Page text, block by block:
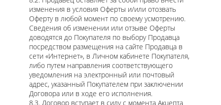
изменения в условия Оферты и/или отозвать
Оферту в любой момент по своему усмотрению.
Сведения об изменении или отзыве Оферты
доводятся до Покупателя по выбору Продавца
посредством размещения на сайте Продавца в
сети «Интернет», в Личном кабинете Покупателя,
либо путем направления соответствующего
уведомления на электронный или почтовый
адрес, указанный Покупателем при заключении
Договора или в ходе его исполнения.
8.3. Договор вступает в силу с момента Акцепта